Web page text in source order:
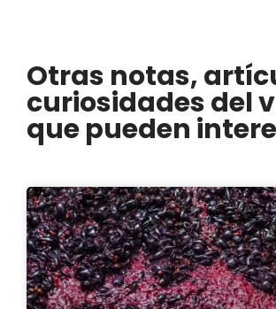
Otras notas,
curiosidades del
que pueden